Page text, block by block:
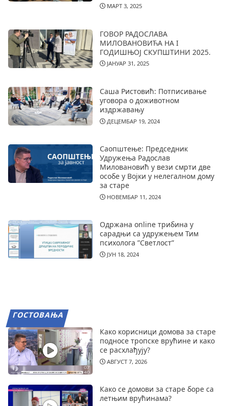
МАРТ 3, 2025
ГОВОР РАДОСЛАВА
МИЛОВАНОВИЋА НА I
ГОДИШЊОЈ СКУПШТИНИ 2025.
ЈАНУАР 31, 2025
Саша Ристовић: Потписивање
уговора о доживотном
издржавању
ДЕЦЕМБАР 19, 2024
Саопштење: Председник
Удружења Радослав
Миловановић у вези смрти две
особе у Војки у нелегалном дому
за старе
НОВЕМБАР 11, 2024
Одржана online трибина у
сарадњи са удружењем Тим
психолога ”Светлост”
ЈУН 18, 2024
ГОСТОВАЊА
Како корисници домова за старе
подносе тропске врућине и како
се расхлађују?
АВГУСТ 7, 2026
Како се домови за старе боре са
летњим врућинама?